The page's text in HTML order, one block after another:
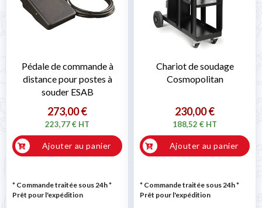
Pédale de commande à
distance pour postes à
souder ESAB
273,00 €
223,77 € HT
Ajouter au panier
* Commande traitée sous 24h*
Prêt pour l'expédition
Chariot de soudage
Cosmopolitan
230,00 €
188,52 € HT
Ajouter au panier
* Commande traitée sous 24h*
Prêt pour l'expédition